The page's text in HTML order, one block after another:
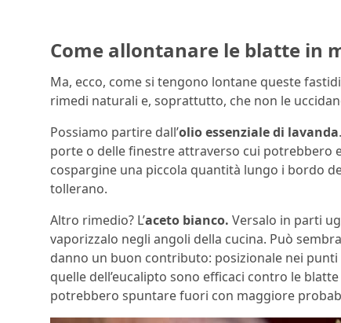
Come allontanare le blatte in
Ma, ecco, come si tengono lontane queste
rimedi naturali e, soprattutto, che non le
Possiamo partire dall’olio essenziale di lavanda
porte o delle finestre attraverso cui potrebbero
cospargine una piccola quantità lungo i bordo
tollerano.
Altro rimedio? L’aceto bianco. Versalo in parti
vaporizzalo negli angoli della cucina. Può
danno un buon contributo: posizionale nei punti
quelle dell’eucalipto sono efficaci contro le
potrebbero spuntare fuori con maggiore